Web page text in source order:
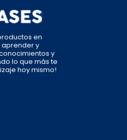
en
y
y
lo que más te
hoy mismo!